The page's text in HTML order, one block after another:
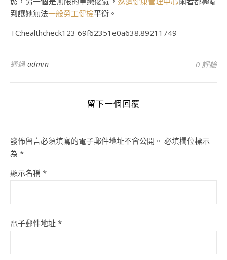
到讓她無法一般勞工健檢平衡。
TC:healthcheck123 69f62351e0a638.89211749
通過 admin 0 評論
留下一個回覆
發佈留言必須填寫的電子郵件地址不會公開。 必填欄位標示
為 *
顯示名稱 *
電子郵件地址 *